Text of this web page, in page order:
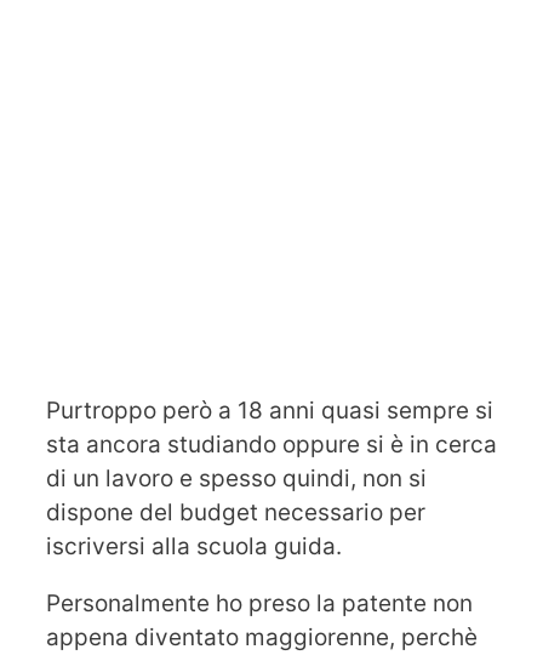
Purtroppo però a 18 anni quasi sempre si
sta ancora studiando oppure si è in cerca
di un lavoro e spesso quindi, non si
dispone del budget necessario per
iscriversi alla scuola guida.
Personalmente ho preso la patente non
appena diventato maggiorenne, perchè